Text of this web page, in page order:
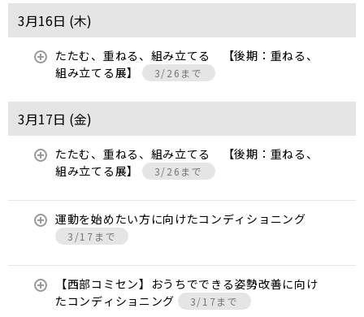
3月16日 (木)
たたむ、重ねる、組み立てる 【後期：重ねる、
組み立てる展】
3/26まで
3月17日 (金)
たたむ、重ねる、組み立てる 【後期：重ねる、
組み立てる展】
3/26まで
運動を始めたい方に向けたコンディショニング
3/17まで
【西部コミセン】おうちでできる姿勢改善に向け
たコンディショニング
3/17まで